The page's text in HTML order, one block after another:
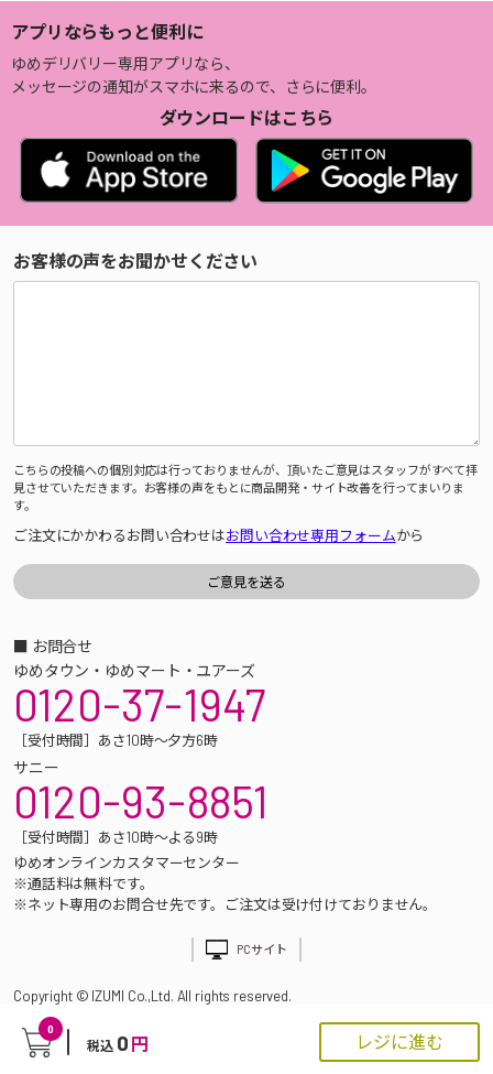
0
税込 0 円 レジに進む
アプリならもっと便利に
ゆめデリバリー専用アプリなら、
メッセージの通知がスマホに来るので、さらに便利。
ダウンロードはこちら
お客様の声をお聞かせください
こちらの投稿への個別対応は行っておりませんが、頂いたご意見はスタッフがすべて拝
見させていただきます。お客様の声をもとに商品開発・サイト改善を行ってまいりま
す。
ご注文にかかわるお問い合わせはお問い合わせ専用フォームから
■ お問合せ
ゆめタウン・ゆめマート・ユアーズ
0120-37-1947
［受付時間］あさ10時～夕方6時
サニー
0120-93-8851
［受付時間］あさ10時～よる9時
ゆめオンラインカスタマーセンター
※通話料は無料です。
※ネット専用のお問合せ先です。ご注文は受け付けておりません。
PCサイト
Copyright © IZUMI Co.,Ltd. All rights reserved.